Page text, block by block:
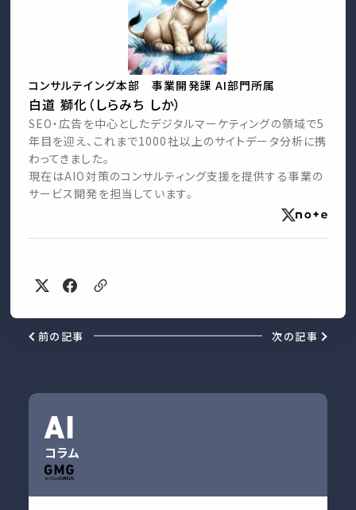
コンサルテイング本部 事業開発課 AI部門所属
白道 獅化（しらみち しか）
SEO・広告を中心としたデジタルマーケティングの領域で5
年目を迎え、これまで1000社以上のサイトデータ分析に携
わってきました。
現在はAIO対策のコンサルティング支援を提供する事業の
サービス開発を担当しています。
前の記事 次の記事
AI
コラム